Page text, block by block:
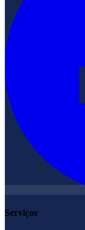
Serviços